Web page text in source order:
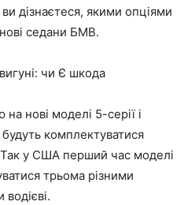
дізнаєтеся, якими опціями
седани БМВ.
чи Є шкода
нові моделі 5-серії і
комплектуватися
у США перший час моделі
трьома різними